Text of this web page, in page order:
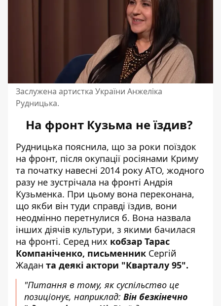
Заслужена артистка України Анжеліка
Рудницька.
На фронт Кузьма не їздив?
Рудницька пояснила, що за роки поїздок
на фронт, після окупації росіянами Криму
та початку навесні 2014 року АТО, жодного
разу не зустрічала на фронті Андрія
Кузьменка. При цьому вона переконана,
що якби він туди справді їздив, вони
неодмінно перетнулися б. Вона назвала
інших діячів культури, з якими бачилася
на фронті. Серед них кобзар Тарас
Компаніченко, письменник Сергій
Жадан та деякі актори "Кварталу 95".
"Питання в тому, як суспільство це
позиціонує, наприклад: Він безкінечно